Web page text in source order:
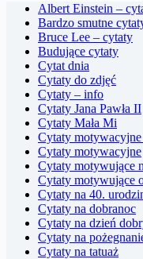
Albert Einstein –
Bardzo smutne
Bruce Lee – cytaty
Budujące cytaty
Cytat dnia
Cytaty do zdjęć
Cytaty – info
Cytaty Jana Pawła II
Cytaty Mała Mi
Cytaty
Cytaty motywacyjne
Cytaty motywujące
Cytaty motywujące
Cytaty na 40.
Cytaty na dobranoc
Cytaty na dzień
Cytaty na
Cytaty na tatuaż